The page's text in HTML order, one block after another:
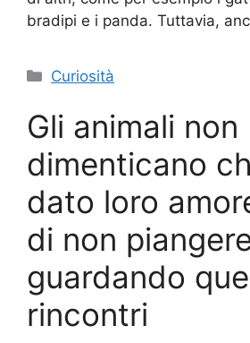
bradipi e i panda. Tuttavia,
Categorie
Curiosità
Gli animali non
dimenticano
dato loro
di non
guardando
rincontri